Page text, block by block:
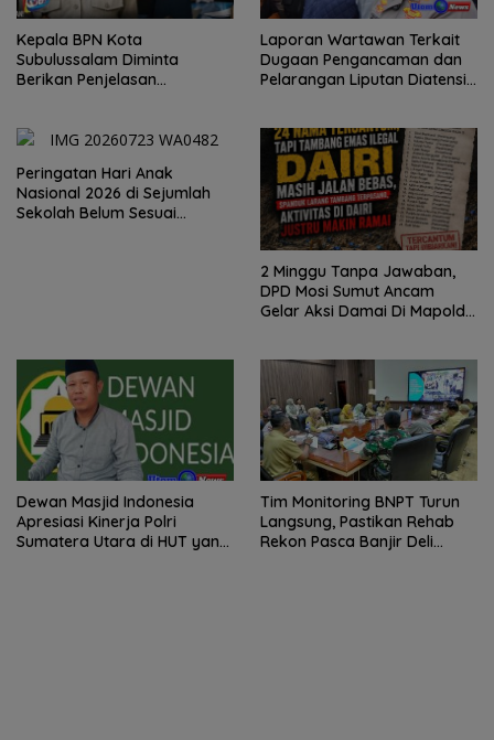
Kepala BPN Kota
Subulussalam Diminta
Berikan Penjelasan
Kepastian
Laporan Wartawan Terkait
Dugaan Pengancaman dan
Pelarangan Liputan Diatensi
Peringatan Hari Anak
Nasional 2026 di Sejumlah
Sekolah Belum Sesuai
2 Minggu Tanpa Jawaban,
DPD Mosi Sumut Ancam
Gelar Aksi Damai Di Mapolda
Sumut Irjen Whisnu
Hermawan Bersikap Tegas .
Dewan Masjid Indonesia
Apresiasi Kinerja Polri
Sumatera Utara di HUT yang
Tim Monitoring BNPT Turun
Langsung, Pastikan Rehab
Rekon Pasca Banjir Deli